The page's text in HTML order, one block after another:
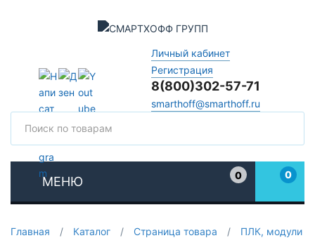
Личный кабинет
Регистрация
8(800)302-57-71
smarthoff@smarthoff.ru
МЕНЮ
0
0
Главная / Каталог / Страница товара /
ПЛК, модули